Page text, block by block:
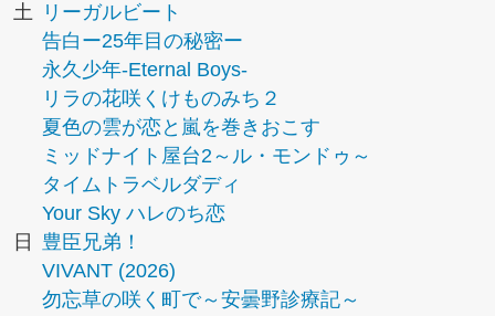
土
リーガルビート
告白ー25年目の秘密ー
永久少年-Eternal Boys-
リラの花咲くけものみち２
夏色の雲が恋と嵐を巻きおこす
ミッドナイト屋台2～ル・モンドゥ～
タイムトラベルダディ
Your Sky ハレのち恋
日
豊臣兄弟！
VIVANT (2026)
勿忘草の咲く町で～安曇野診療記～